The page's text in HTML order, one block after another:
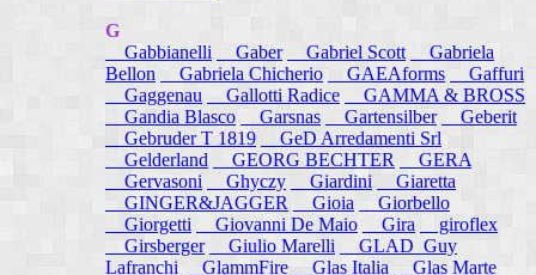
G
Gabbianelli
Gaber Gabriel Scott
Gabriela
Bellon
Gabriela Chicherio GAEAforms
Gaffuri
Gaggenau
Gallotti Radice
GAMMA & BROSS
Gandia Blasco
Garsnas Gartensilber
Geberit
Gebruder T 1819
GeD Arredamenti Srl
Gelderland
GEORG BECHTER
GERA
Gervasoni
Ghyczy Giardini
Giaretta
GINGER&JAGGER
Gioia
Giorbello
Giorgetti
Giovanni De Maio Gira
giroflex
Girsberger
Giulio Marelli
GLAD_Guy
Lafranchi
GlammFire Glas Italia
Glas Marte